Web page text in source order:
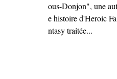
ous-Donjon", une
e histoire d'Heroic Fa
ntasy traitée...